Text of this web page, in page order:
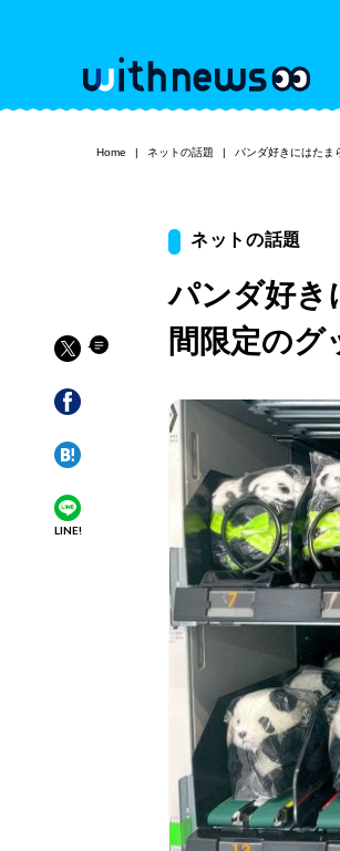
Home ネットの話題 パンダ好きにはた
LINE!
ネットの話題
パンダ好
間限定のグ